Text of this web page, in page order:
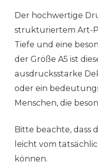
Der hochwertige
strukturiertem Art-
Tiefe und eine
der Größe A5 ist
ausdrucksstarke
oder ein
Menschen, die
Bitte beachte, dass
leicht vom
können.